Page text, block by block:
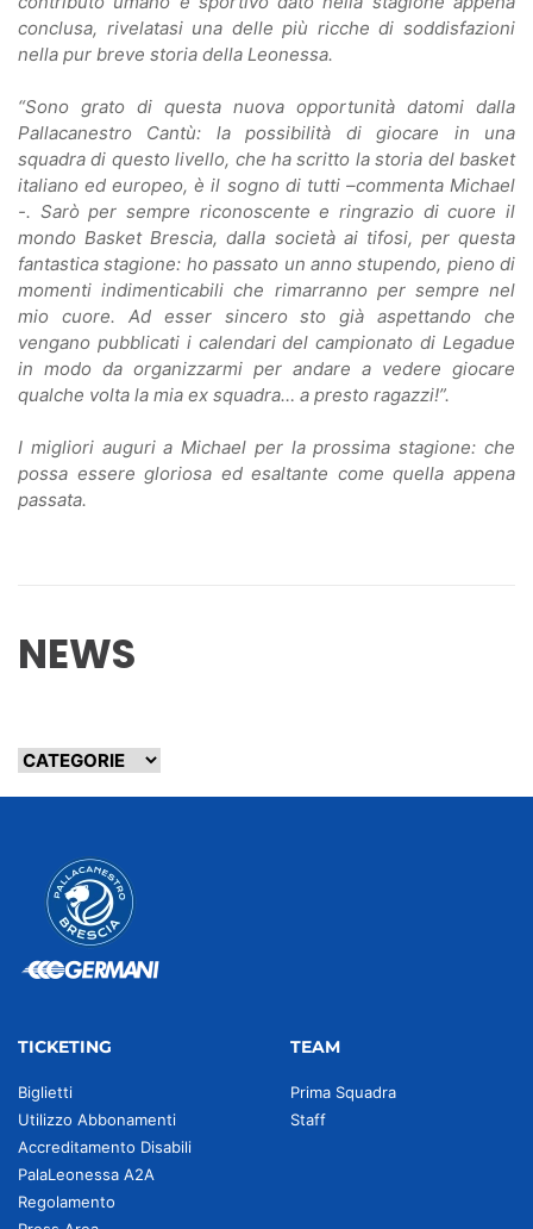
conclusa, rivelatasi una delle più ricche di soddisfazioni
nella pur breve storia della Leonessa.
“Sono grato di questa nuova opportunità datomi dalla
Pallacanestro Cantù: la possibilità di giocare in una
squadra di questo livello, che ha scritto la storia del basket
italiano ed europeo, è il sogno di tutti –commenta Michael
-. Sarò per sempre riconoscente e ringrazio di cuore il
mondo Basket Brescia, dalla società ai tifosi, per questa
fantastica stagione: ho passato un anno stupendo, pieno di
momenti indimenticabili che rimarranno per sempre nel
mio cuore. Ad esser sincero sto già aspettando che
vengano pubblicati i calendari del campionato di Legadue
in modo da organizzarmi per andare a vedere giocare
qualche volta la mia ex squadra… a presto ragazzi!”.
I migliori auguri a Michael per la prossima stagione: che
possa essere gloriosa ed esaltante come quella appena
passata.
NEWS
TICKETING
Biglietti
Utilizzo Abbonamenti
Accreditamento Disabili
PalaLeonessa A2A
Regolamento
TEAM
Prima Squadra
Staff